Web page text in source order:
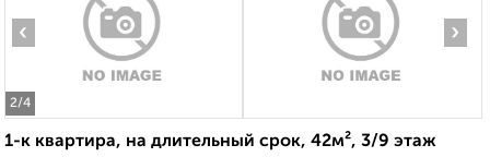
2/4
‹ ›
1-к квартира, на длительный срок, 42м², 3/9 этаж